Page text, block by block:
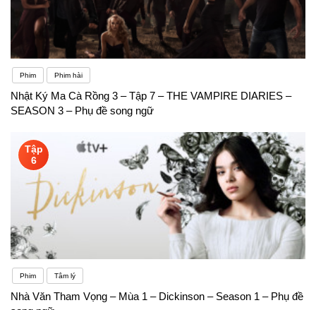
Phim Phim hài
Nhật Ký Ma Cà Rồng 3 – Tập 7 – THE VAMPIRE DIARIES –
SEASON 3 – Phụ đề song ngữ
Tập
6
Phim Tâm lý
Nhà Văn Tham Vọng – Mùa 1 – Dickinson – Season 1 – Phụ đề